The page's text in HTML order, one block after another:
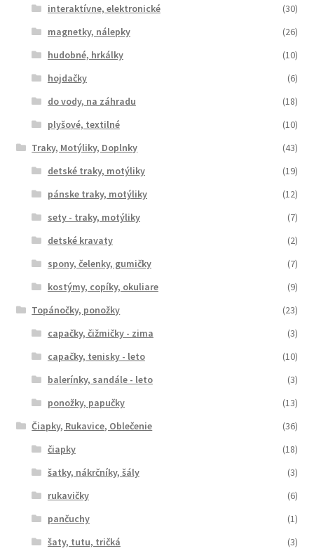
interaktívne, elektronické
(30)
magnetky, nálepky
(26)
hudobné, hrkálky
(10)
hojdačky
(6)
do vody, na záhradu
(18)
plyšové, textilné
(10)
Traky, Motýliky, Doplnky
(43)
detské traky, motýliky
(19)
pánske traky, motýliky
(12)
sety - traky, motýliky
(7)
detské kravaty
(2)
spony, čelenky, gumičky
(7)
kostýmy, copíky, okuliare
(9)
Topánočky, ponožky
(23)
capačky, čižmičky - zima
(3)
capačky, tenisky - leto
(10)
balerínky, sandále - leto
(3)
ponožky, papučky
(13)
Čiapky, Rukavice, Oblečenie
(36)
čiapky
(18)
šatky, nákrčníky, šály
(3)
rukavičky
(6)
pančuchy
(1)
šaty, tutu, tričká
(3)